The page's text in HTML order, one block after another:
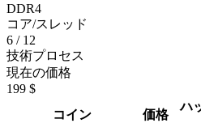
DDR4
コア/スレッド
6 / 12
技術プロセス
現在の価格
199 $
コイン
価格
ハ